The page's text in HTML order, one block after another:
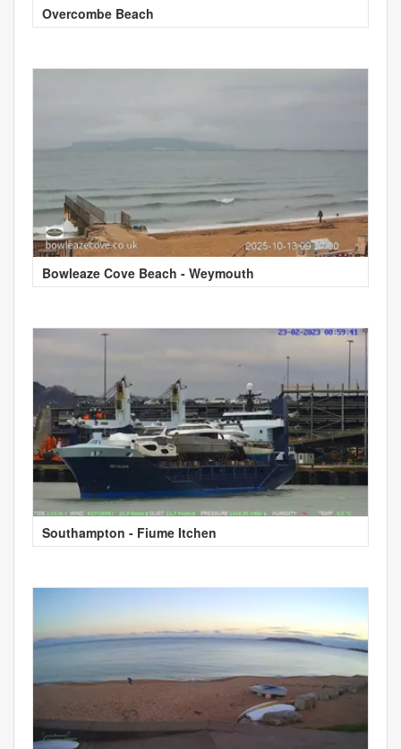
Overcombe Beach
Bowleaze Cove Beach - Weymouth
Southampton - Fiume Itchen